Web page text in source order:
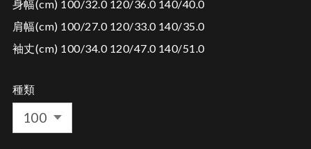
身幅(cm) 100/32.0 120/36.0 140/40.0
肩幅(cm) 100/27.0 120/33.0 140/35.0
袖丈(cm) 100/34.0 120/47.0 140/51.0
種類